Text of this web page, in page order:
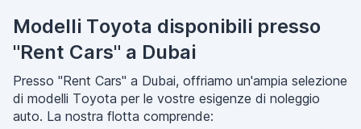
Modelli Toyota disponibili presso
"Rent Cars" a Dubai
Presso "Rent Cars" a Dubai, offriamo un'ampia selezione
di modelli Toyota per le vostre esigenze di noleggio
auto. La nostra flotta comprende: